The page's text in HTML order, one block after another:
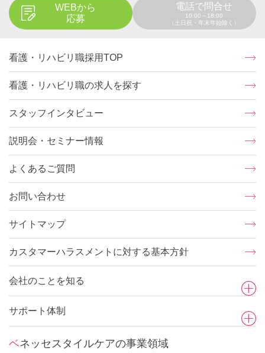
WEBから
応募
電話で問合せ
10:00～18:00
（土日祝・年末年始除く）
看護・リハビリ職採用TOP
看護・リハビリ職の求人を探す
スタッフインタビュー
説明会・セミナー情報
よくあるご質問
お問い合わせ
サイトマップ
カスタマーハラスメントに対する基本方針
会社のことを知る
サポート体制
ベネッセスタイルケアの事業領域